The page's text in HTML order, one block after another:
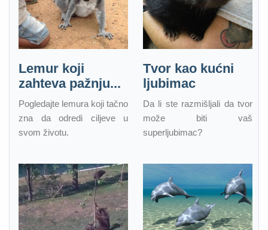
Lemur koji
zahteva pažnju...
Pogledajte lemura koji tačno
zna da odredi ciljeve u
svom životu.
Tvor kao kućni
ljubimac
Da li ste razmišljali da tvor
može biti vaš
superljubimac?